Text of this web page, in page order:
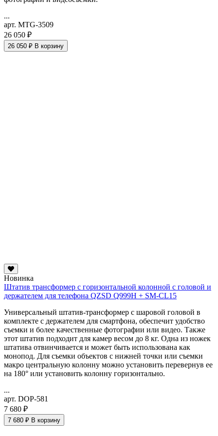
...
арт. MTG-3509
26 050 ₽
26 050 ₽ В корзину
Новинка
Штатив трансформер с горизонтальной колонной с головой и
держателем для телефона QZSD Q999H + SM-CL15
Универсальный штатив-трансформер с шаровой головой в
комплекте с держателем для смартфона, обеспечит удобство
съемки и более качественные фотографии или видео. Также
этот штатив подходит для камер весом до 8 кг. Одна из ножек
штатива отвинчивается и может быть использована как
монопод. Для съемки объектов с нижней точки или съемки
макро центральную колонну можно установить перевернув ее
на 180° или установить колонну горизонтально.
...
арт. DOP-581
7 680 ₽
7 680 ₽ В корзину